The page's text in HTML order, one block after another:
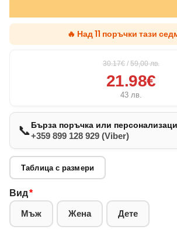
🔥 Над 11 поръчки тази
30.17€ / 59,00лв.
21.98€
43 лв.
📞Бърза поръчка или
+359 899 128 929 (Viber)
Таблица с размери
Вид*
Мъж Жена Дете